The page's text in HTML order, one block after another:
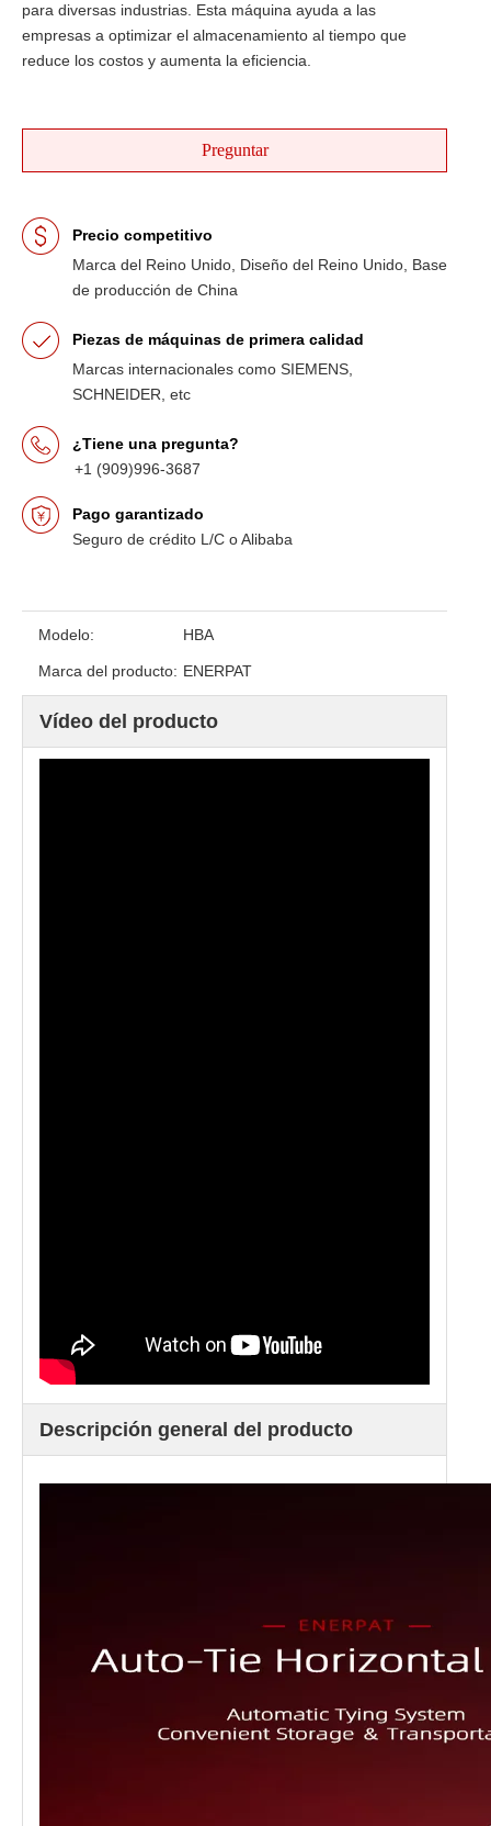
para diversas industrias. ​Esta máquina ayuda a las
empresas a optimizar el almacenamiento al tiempo que
reduce los costos y aumenta la eficiencia.
Preguntar
Precio competitivo
Marca del Reino Unido, Diseño del Reino Unido, Base
de producción de China
Piezas de máquinas de primera calidad
Marcas internacionales como SIEMENS,
SCHNEIDER, etc
¿Tiene una pregunta?
+1 (909)996-3687
Pago garantizado
Seguro de crédito L/C o Alibaba
Modelo: HBA
Marca del producto: ENERPAT
Vídeo del producto
Descripción general del producto